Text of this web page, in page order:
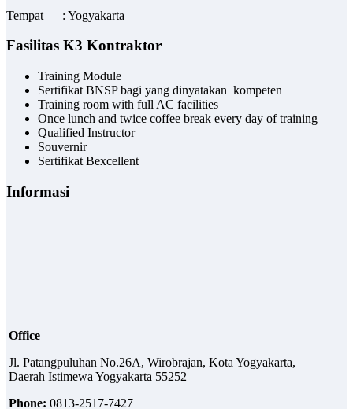
Tempat : Yogyakarta
Fasilitas K3 Kontraktor
Training Module
Sertifikat BNSP bagi yang dinyatakan kompeten
Training room with full AC facilities
Once lunch and twice coffee break every day of training
Qualified Instructor
Souvernir
Sertifikat Bexcellent
Informasi
Office
Jl. Patangpuluhan No.26A, Wirobrajan, Kota Yogyakarta,
Daerah Istimewa Yogyakarta 55252
Phone: 0813-2517-7427